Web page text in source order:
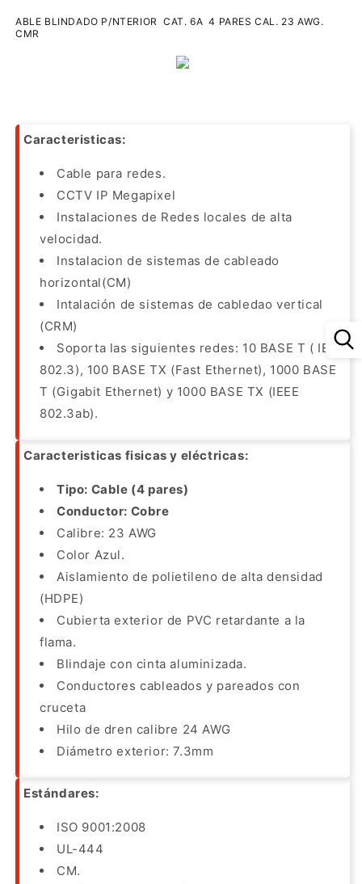
AWG.
CMR
AWG.
ABLE BLINDADO P/NTERIOR CAT. 6A 4 PARES CAL. 23 AWG.
CMR
Caracteristicas:
Cable para redes.
CCTV IP Megapixel
Instalaciones de Redes locales de alta
velocidad.
Instalacion de sistemas de cableado
horizontal(CM)
Intalación de sistemas de cabledao vertical
(CRM)
Soporta las siguientes redes: 10 BASE T ( IEEE
802.3), 100 BASE TX (Fast Ethernet), 1000 BASE
T (Gigabit Ethernet) y 1000 BASE TX (IEEE
802.3ab).
Caracteristicas fisicas y eléctricas:
Tipo: Cable (4 pares)
Conductor: Cobre
Calibre: 23 AWG
Color Azul.
Aislamiento de polietileno de alta densidad
(HDPE)
Cubierta exterior de PVC retardante a la
flama.
Blindaje con cinta aluminizada.
Conductores cableados y pareados con
cruceta
Hilo de dren calibre 24 AWG
Diámetro exterior: 7.3mm
Estándares:
ISO 9001:2008
UL-444
CM.